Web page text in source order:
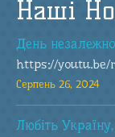
Наші
День
https://youtu.be/
Серпень 26, 2024
Любіть